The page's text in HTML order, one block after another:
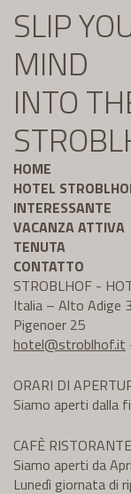
SLIP
MIND
INTO
HOME
HOTEL
INTERESSANTE
VACANZA ATTIVA
TENUTA
CONTATTO
STROBLHOF -
Italia – Alto Adige
Pigenoer 25
hotel@stroblhof.it
ORARI DI
Siamo aperti dalla
CAFÈ
Siamo aperti da
Lunedì giornata di